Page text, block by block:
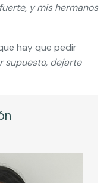
y mis hermanos
hay que pedir
supuesto, dejarte